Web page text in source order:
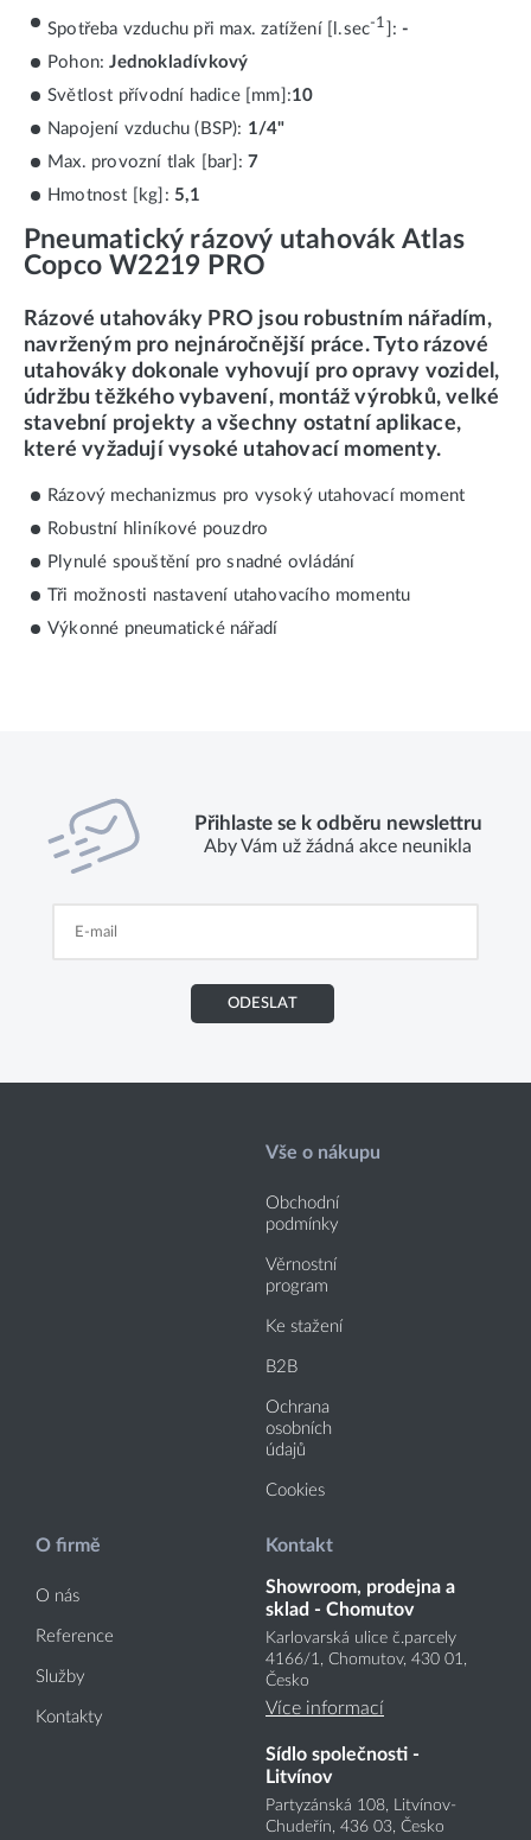
Spotřeba vzduchu při max. zatížení [l.sec-1 ]:-
Pohon:Jednokladívkový
Světlost přívodní hadice [mm]:10
Napojení vzduchu (BSP): 1/4"
Max. provozní tlak [bar]:7
Hmotnost [kg]: 5,1
Pneumatický rázový utahovák Atlas
Copco W2219 PRO
Rázové utahováky PRO jsou robustním nářadím,
navrženým pro nejnáročnější práce. Tyto rázové
utahováky dokonale vyhovují pro opravy vozidel,
údržbu těžkého vybavení, montáž výrobků, velké
stavební projekty a všechny ostatní aplikace,
které vyžadují vysoké utahovací momenty.
Rázový mechanizmus pro vysoký utahovací moment
Robustní hliníkové pouzdro
Plynulé spouštění pro snadné ovládání
Tři možnosti nastavení utahovacího momentu
Výkonné pneumatické nářadí
Přihlaste se k odběru newslettru
Aby Vám už žádná akce neunikla
ODESLAT
Vše o nákupu
Obchodní
podmínky
Věrnostní
program
Ke stažení
B2B
Ochrana
osobních
údajů
Cookies
O firmě
O nás
Reference
Služby
Kontakty
Kontakt
Showroom, prodejna a
sklad - Chomutov
Karlovarská ulice č.parcely
4166/1, Chomutov, 430 01,
Česko
Více informací
Sídlo společnosti -
Litvínov
Partyzánská 108, Litvínov-
Chudeřín, 436 03, Česko